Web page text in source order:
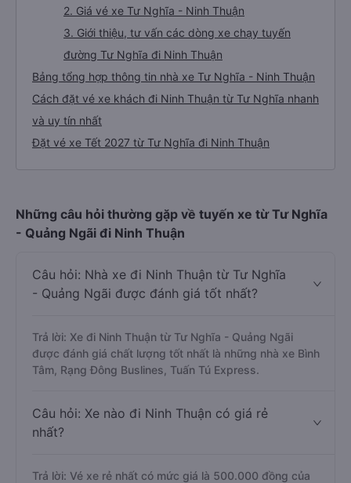
2. Giá vé xe Tư Nghĩa - Ninh Thuận
3. Giới thiệu, tư vấn các dòng xe chạy tuyến
đường Tư Nghĩa đi Ninh Thuận
Bảng tổng hợp thông tin nhà xe Tư Nghĩa - Ninh Thuận
Cách đặt vé xe khách đi Ninh Thuận từ Tư Nghĩa nhanh
và uy tín nhất
Đặt vé xe Tết 2027 từ Tư Nghĩa đi Ninh Thuận
Những câu hỏi thường gặp về tuyến xe từ Tư Nghĩa
- Quảng Ngãi đi Ninh Thuận
Câu hỏi: Nhà xe đi Ninh Thuận từ Tư Nghĩa
- Quảng Ngãi được đánh giá tốt nhất?
Trả lời: Xe đi Ninh Thuận từ Tư Nghĩa - Quảng Ngãi
được đánh giá chất lượng tốt nhất là những nhà xe Bình
Tâm, Rạng Đông Buslines, Tuấn Tú Express.
Câu hỏi: Xe nào đi Ninh Thuận có giá rẻ
nhất?
Trả lời: Vé xe rẻ nhất có mức giá là 500.000 đồng của